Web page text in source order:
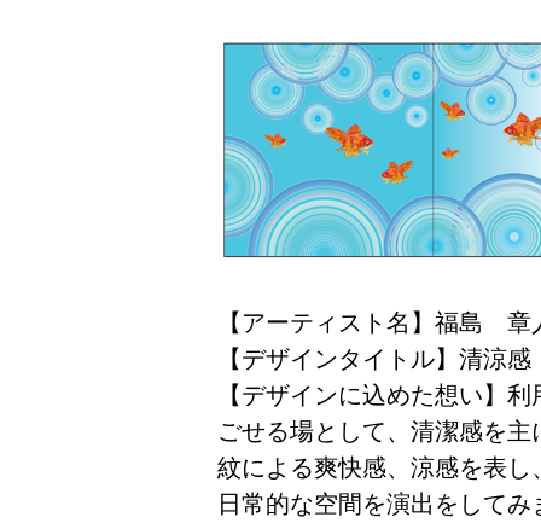
【アーティスト名】福島 章
【デザインタイトル】清涼感
【デザインに込めた想い】
ごせる場として、清潔感を
紋による爽快感、涼感を表
日常的な空間を演出をしてみ